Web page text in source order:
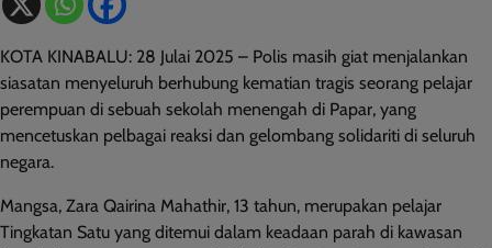
KOTA KINABALU: 28 Julai 2025 – Polis masih giat menjalankan
siasatan menyeluruh berhubung kematian tragis seorang pelajar
perempuan di sebuah sekolah menengah di Papar, yang
mencetuskan pelbagai reaksi dan gelombang solidariti di seluruh
negara.
Mangsa, Zara Qairina Mahathir, 13 tahun, merupakan pelajar
Tingkatan Satu yang ditemui dalam keadaan parah di kawasan